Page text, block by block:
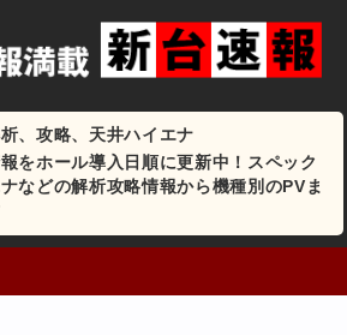
、攻略、天井ハイエナ
をホール導入日順に更新中！スペック
などの解析攻略情報から機種別のPVま